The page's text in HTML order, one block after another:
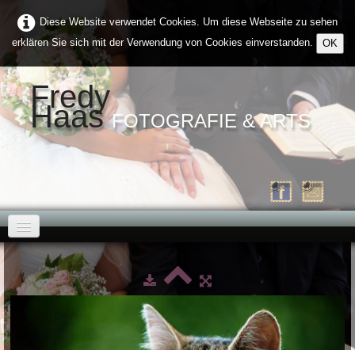
Diese Website verwendet Cookies. Um diese Webseite zu sehen
erklären Sie sich mit der Verwendung von Cookies einverstanden.
OK
Fredy
Haas FOTOGRAFIE & ARTS
Home
Über Mich